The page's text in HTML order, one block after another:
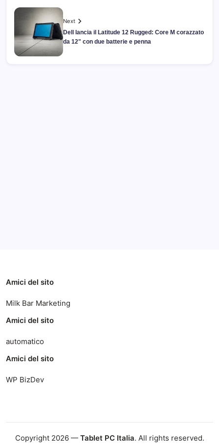
Next
Dell lancia il Latitude 12 Rugged: Core M corazzato
da 12" con due batterie e penna
Amici del sito
Milk Bar Marketing
Amici del sito
automatico
Amici del sito
WP BizDev
Copyright 2026 — Tablet PC Italia. All rights reserved.